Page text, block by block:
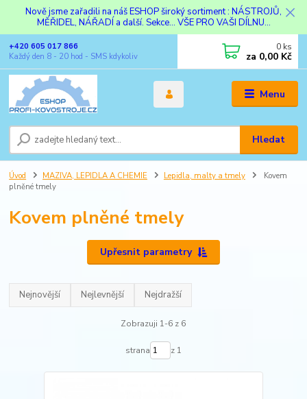
Nově jsme zařadili na náš ESHOP široký sortiment : NÁSTROJŮ,
MĚŘIDEL, NÁŘADÍ a další. Sekce... VŠE PRO VAŠI DÍLNU...
Menu
Hledat
+420 605 017 866
Každý den 8 - 20 hod - SMS kdykoliv
0 ks
za 0,00 Kč
Úvod MAZIVA, LEPIDLA A CHEMIE Lepidla, malty a tmely
Kovem
plněné tmely
Kovem plněné tmely
Upřesnit parametry
Nejnovější Nejlevnější Nejdražší
Zobrazuji 1-6 z 6
strana z 1